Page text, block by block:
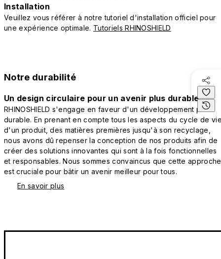
Installation
Veuillez vous référer à notre tutoriel d'installation officiel pour
une expérience optimale. Tutoriels RHINOSHIELD
Notre durabilité
Un design circulaire pour un avenir plus durable
RHINOSHIELD s'engage en faveur d'un développement plus
durable. En prenant en compte tous les aspects du cycle de
d'un produit, des matières premières jusqu'à son recyclage,
nous avons dû repenser la conception de nos produits afin de
créer des solutions innovantes qui sont à la fois fonctionnelles
et responsables. Nous sommes convaincus que cette approche
est cruciale pour bâtir un avenir meilleur pour tous.
En savoir plus